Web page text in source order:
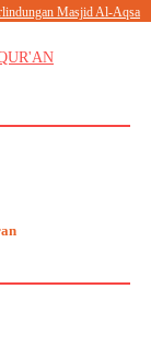
Masjid Al-Aqsa